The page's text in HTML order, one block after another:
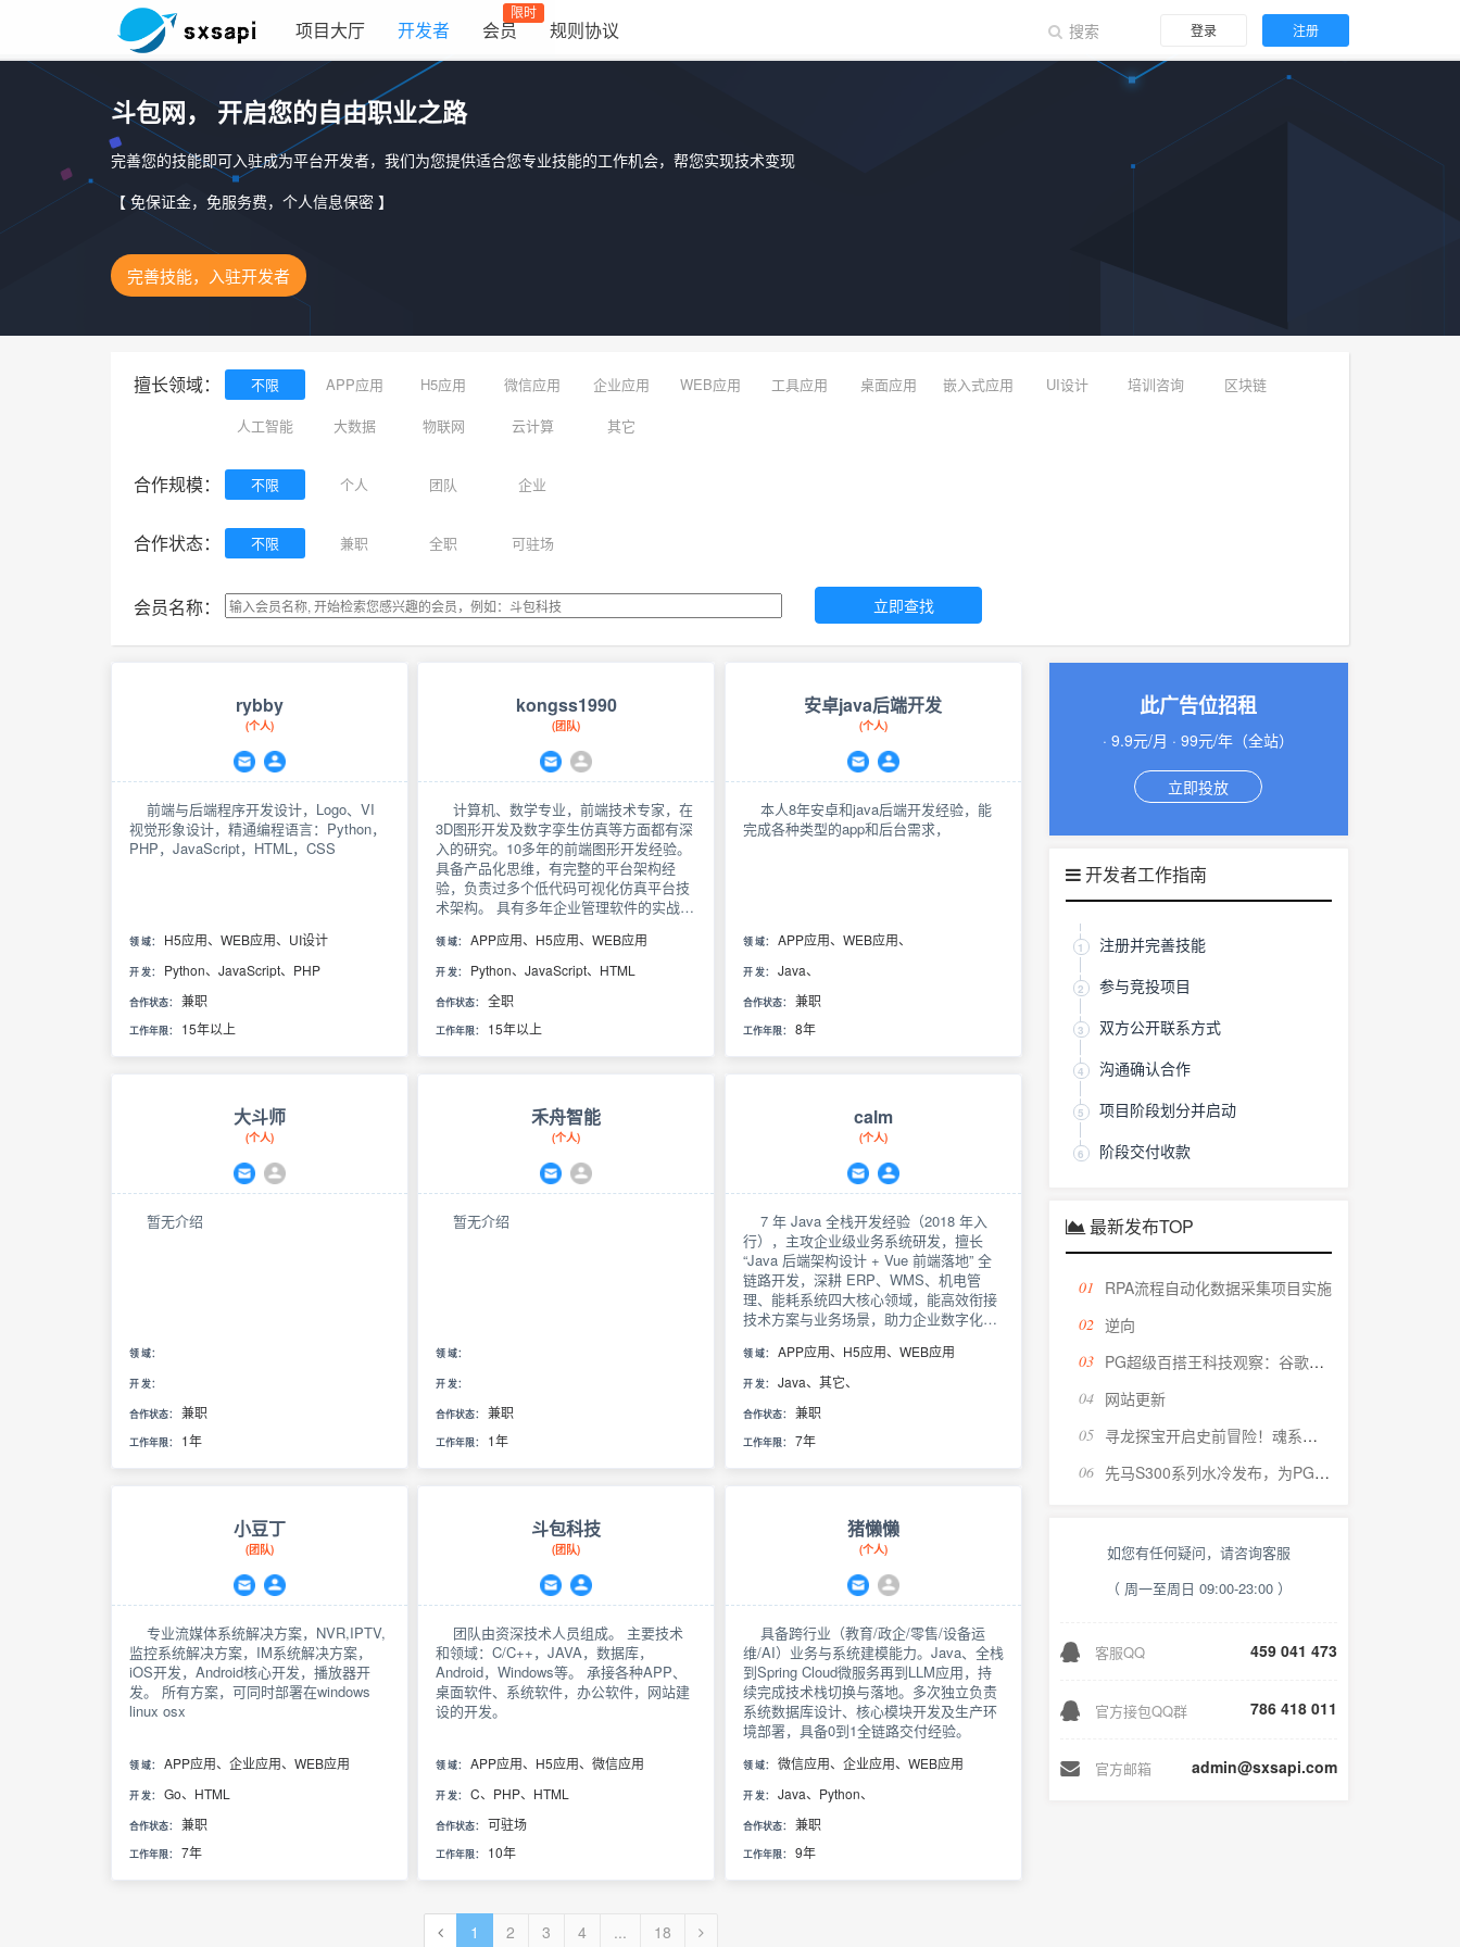
项目大厅 开发者 会员
限时
规则协议 登录 注册
斗包网， 开启您的自由职业之路
完善您的技能即可入驻成为平台开发者，我们为您提供适合您专业技能的工作机会，帮您实现技术变现
【 免保证金，免服务费，个人信息保密 】
完善技能，入驻开发者
擅长领域： 不限 APP应用 H5应用 微信应用 企业应用 WEB应用 工具应用 桌面应用 嵌入式应用 UI设计 培训咨询
区块链
人工智能
大数据 物联网 云计算 其它
合作规模： 不限 个人 团队 企业
合作状态： 不限 兼职 全职 可驻场
会员名称： 立即查找
rybby
(个人)
前端与后端程序开发设计，Logo、VI
视觉形象设计，精通编程语言：Python，
PHP，JavaScript，HTML，CSS
领 域： H5应用、WEB应用、UI设计
开 发： Python、JavaScript、PHP
合作状态： 兼职
工作年限： 15年以上
kongss1990
(团队)
计算机、数学专业，前端技术专家，在
3D图形开发及数字孪生仿真等方面都有深
入的研究。10多年的前端图形开发经验。
具备产品化思维，有完整的平台架构经
验，负责过多个低代码可视化仿真平台技
术架构。 具有多年企业管理软件的实战开
，掌握主流服务开发语言及框架
（python、nodejs）。数学基础扎实，了
解计算机图形学知识。擅长Web端图形领
域开发，精通 WebGL、WebGpu 编程知
识,具备 Shader 编写能力，对 Three.js、
研究。了解工业仿真，熟悉flexsim、
具有良好的沟通理解能力、团队协作能力
强。解决实现过程中的技术难题，确保产
品规划的顺利实施和技术方案的优化。 关
注前沿技术发展，参与多个技术预研与前
领 域： APP应用、H5应用、WEB应用
开 发： Python、JavaScript、HTML
合作状态： 全职
工作年限： 15年以上
安卓java后端开发
(个人)
本人8年安卓和java后端开发经验，能
完成各种类型的app和后台需求，
领 域： APP应用、WEB应用、
开 发： Java、
合作状态： 兼职
工作年限： 8年
大斗师
(个人)
暂无介绍
领 域：
开 发：
合作状态： 兼职
工作年限： 1年
禾舟智能
(个人)
暂无介绍
领 域：
开 发：
合作状态： 兼职
工作年限： 1年
calm
(个人)
7 年 Java 全栈开发经验（2018 年入
行），主攻企业级业务系统研发，擅长
“Java 后端架构设计 + Vue 前端落地” 全
链路开发，深耕 ERP、WMS、机电管
理、能耗系统四大核心领域，能高效衔接
技术方案与业务场景，助力企业数字化落
ERP（支撑日均 10 万 + 订单）、智能仓
储 WMS（拣货效率提升 25%）、工业机
能耗监测系统（分钟级数据采集，准确率
99.9%）等项目，能从需求分析到上线运
据同步” 等实际业务问题。
领 域： APP应用、H5应用、WEB应用
开 发： Java、其它、
合作状态： 兼职
工作年限： 7年
小豆丁
(团队)
专业流媒体系统解决方案，NVR,IPTV,
监控系统解决方案，IM系统解决方案，
iOS开发，Android核心开发，播放器开
发。 所有方案，可同时部署在windows
linux osx
领 域： APP应用、企业应用、WEB应用
开 发： Go、HTML
合作状态： 兼职
工作年限： 7年
斗包科技
(团队)
团队由资深技术人员组成。 主要技术
和领域：C/C++，JAVA，数据库，
Android，Windows等。 承接各种APP、
桌面软件、系统软件，办公软件，网站建
设的开发。
领 域： APP应用、H5应用、微信应用
开 发： C、PHP、HTML
合作状态： 可驻场
工作年限： 10年
猪懒懒
(个人)
具备跨行业（教育/政企/零售/设备运
维/AI）业务与系统建模能力。Java、全栈
到Spring Cloud微服务再到LLM应用，持
续完成技术栈切换与落地。多次独立负责
系统数据库设计、核心模块开发及生产环
境部署，具备0到1全链路交付经验。
领 域： 微信应用、企业应用、WEB应用
开 发： Java、Python、
合作状态： 兼职
工作年限： 9年
1 2 3 4 ... 18
此广告位招租
· 9.9元/月 · 99元/年（全站）
立即投放
开发者工作指南
1 注册并完善技能
2 参与竞投项目
3 双方公开联系方式
4 沟通确认合作
5 项目阶段划分并启动
6 阶段交付收款
最新发布TOP
01 RPA流程自动化数据采集项目实施
02 逆向
03 PG超级百搭王科技观察：谷歌研发新AI芯片，或告别台积电封装
04 网站更新
05 寻龙探宝开启史前冒险！魂系动作RPG《这龙带刀》正式上线
06 先马S300系列水冷发布，为PG丧尸大作战而生的电竞装备
如您有任何疑问，请咨询客服
（ 周一至周日 09:00-23:00 ）
客服QQ 459 041 473
官方接包QQ群 786 418 011
官方邮箱 admin@sxsapi.com